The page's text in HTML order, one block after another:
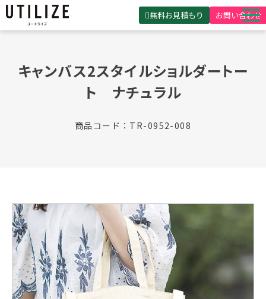
無料お見積もり お問い合わせ
製品・サービス
無料見積ガイド
キャンバス2スタイルショルダートー
ト　ナチュラル
商品コード：TR-0952-008